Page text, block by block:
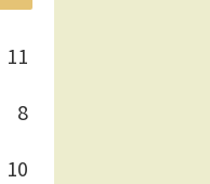
11
8
10